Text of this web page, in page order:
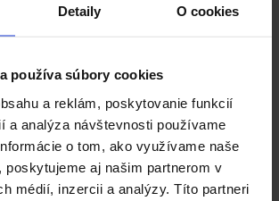
Detaily O cookies
používa súbory cookies
a reklám, poskytovanie funkcií
a analýza návštevnosti používame
o tom, ako využívame naše
poskytujeme aj našim partnerom v
médií, inzercii a analýzy. Títo partneri
B není žádné příslušenství k dokoupení.
stiahnutiu